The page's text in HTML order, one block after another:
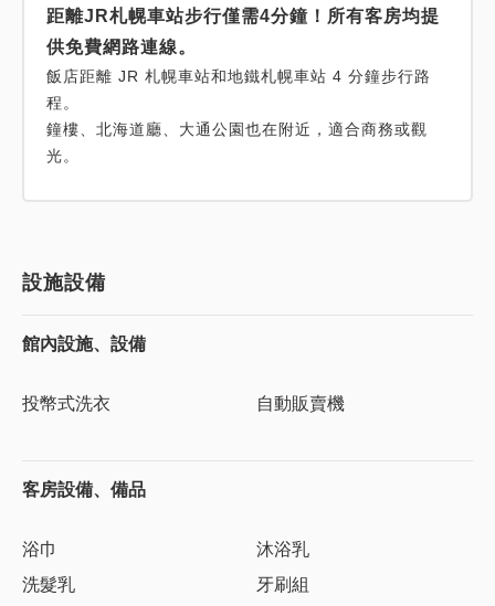
距離JR札幌車站步行僅需4分鐘！所有客房均提
供免費網路連線。
飯店距離 JR 札幌車站和地鐵札幌車站 4 分鐘步行路
程。
鐘樓、北海道廳、大通公園也在附近，適合商務或觀
光。
設施設備
館內設施、設備
投幣式洗衣 自動販賣機
客房設備、備品
浴巾
沐浴乳
洗髮乳
牙刷組